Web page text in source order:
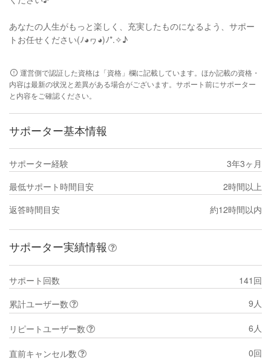
あなたの人生がもっと楽しく、充実したものになるよう、サポー
トお任せください(⁠ﾉ⁠◕⁠ヮ⁠◕⁠)⁠ﾉ⁠*⁠.⁠✧♪
運営側で認証した資格は「資格」欄に記載しています。ほか記載の資格・
内容は最新の状況と差異がある場合がございます。サポート前にサポーター
と内容をご確認ください。
サポーター基本情報
サポーター経験
3年3ヶ月
最低サポート時間目安
2時間以上
返答時間目安
約12時間以内
サポーター実績情報
サポート回数
141回
累計ユーザー数
9人
リピートユーザー数 6人
直前キャンセル数 0回